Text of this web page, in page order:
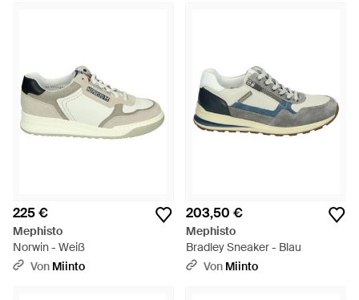
225 €
Mephisto
Norwin - Weiß
Von Miinto
203,50 €
Mephisto
Bradley Sneaker - Blau
Von Miinto